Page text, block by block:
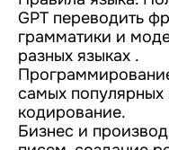
GPT переводить
грамматики и
разных языках .
самых популярных
кодирование.
Бизнес и